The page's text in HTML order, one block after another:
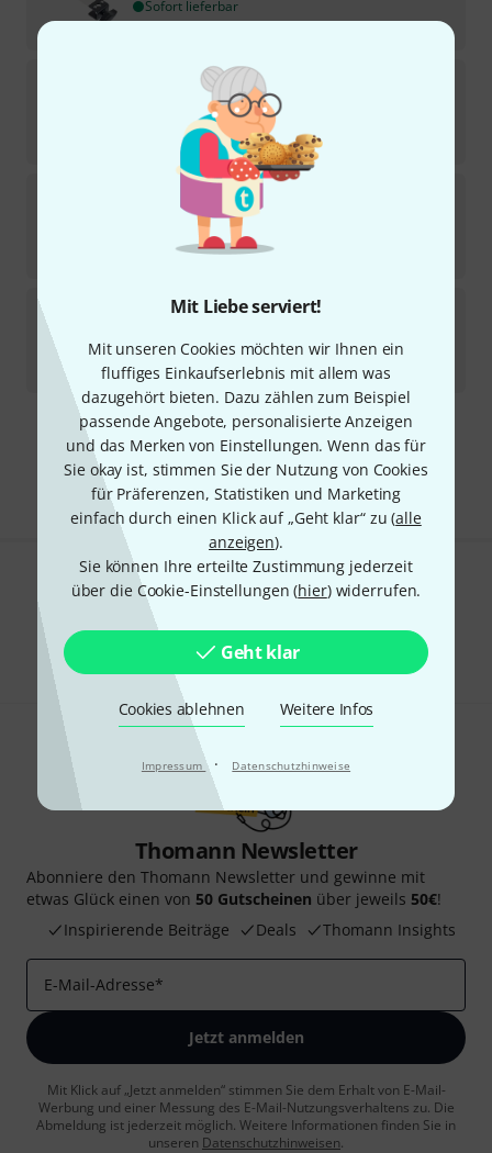
Mit Liebe serviert!
Mit unseren Cookies möchten wir Ihnen ein
fluffiges Einkaufserlebnis mit allem was
dazugehört bieten. Dazu zählen zum Beispiel
passende Angebote, personalisierte Anzeigen
und das Merken von Einstellungen. Wenn das für
Sie okay ist, stimmen Sie der Nutzung von Cookies
für Präferenzen, Statistiken und Marketing
einfach durch einen Klick auf „Geht klar“ zu (alle
anzeigen).
Sie können Ihre erteilte Zustimmung jederzeit
über die Cookie-Einstellungen (hier) widerrufen.
Geht klar
Cookies ablehnen Weitere Infos
Impressum · Datenschutzhinweise
Sofort lieferbar
37€
75X Cowbell Holder
12
Sofort lieferbar
PBS-30BD Legs / BD Adaptor Kit
6
Sofort lieferbar
€
PPS-11 Cowbell Adapter
Sofort lieferbar
37€
Kostenloser Versand ab 29 €
Alle Preise inkl. MwSt.
Gefällt Ihnen, was Sie sehen?
Teilen Hilfe & Feedback
Thomann Newsletter
Abonniere den Thomann Newsletter und gewinne mit
etwas Glück einen von 50 Gutscheinen über jeweils 50€!
Inspirierende Beiträge
Deals Thomann Insights
E-Mail-Adresse*
Jetzt anmelden
Mit Klick auf „Jetzt anmelden“ stimmen Sie dem Erhalt von E-Mail-
Werbung und einer Messung des E-Mail-Nutzungsverhaltens zu. Die
Abmeldung ist jederzeit möglich. Weitere Informationen finden Sie in
unseren Datenschutzhinweisen.